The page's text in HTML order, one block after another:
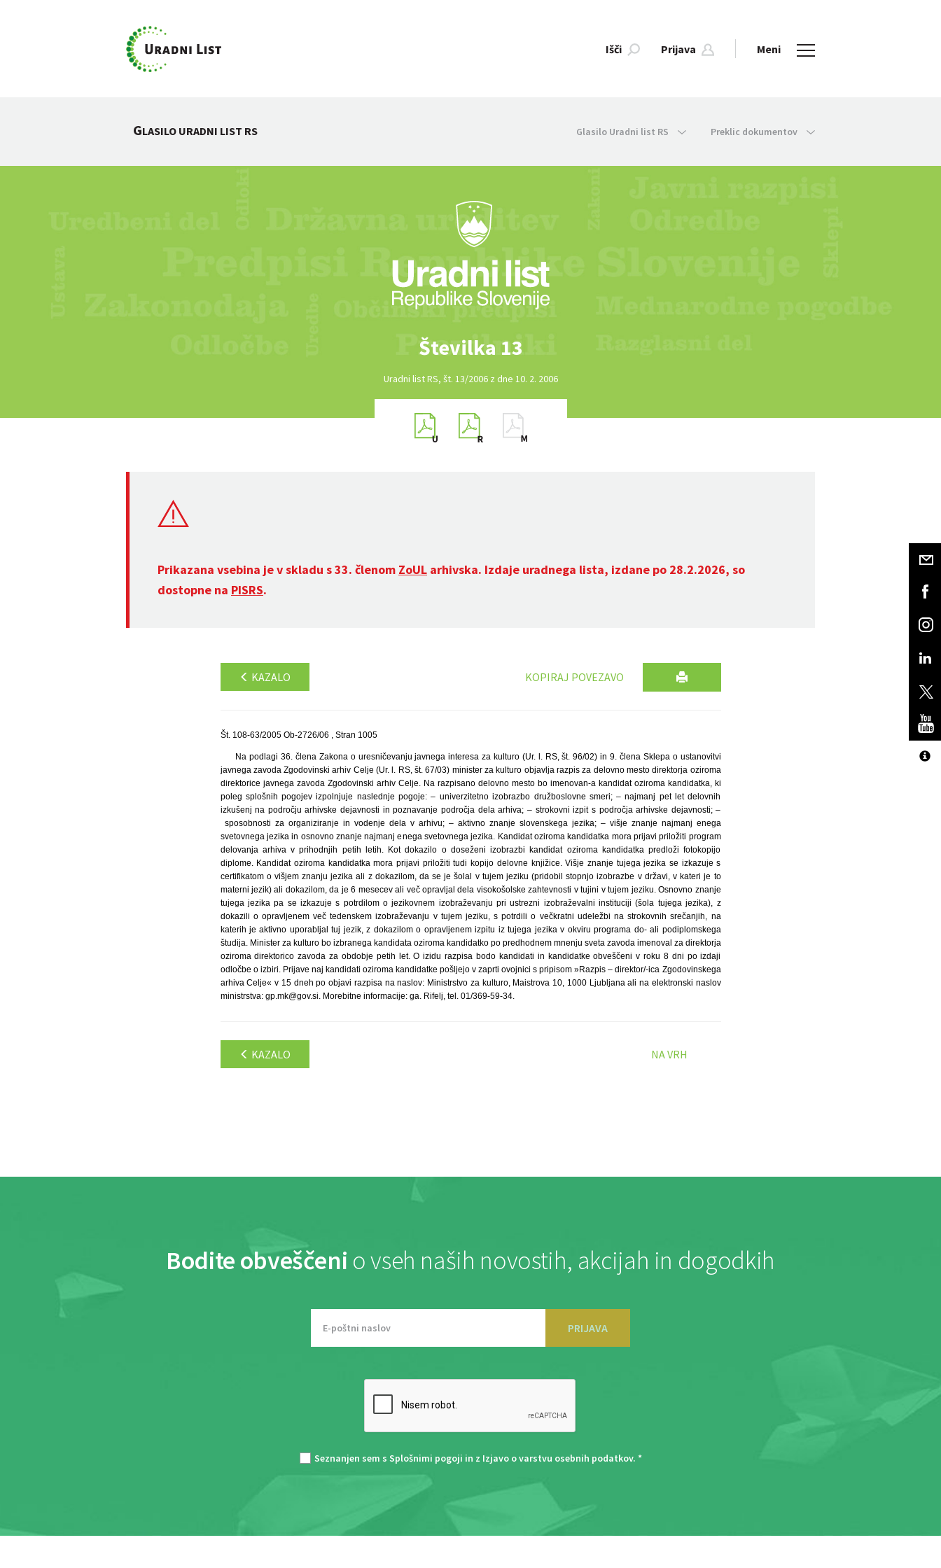
Išči Prijava Meni
GLASILO URADNI LIST RS Glasilo Uradni list RS Preklic dokumentov
Številka 13
Uradni list RS, št. 13/2006 z dne 10. 2. 2006
Prikazana vsebina je v skladu s 33. členom ZoUL arhivska. Izdaje uradnega lista, izdane po 28.2.2026, so
dostopne na PISRS.
KAZALO KOPIRAJ POVEZAVO
Št. 108-63/2005 Ob-2726/06 , Stran 1005
Na podlagi 36. člena Zakona o uresničevanju javnega interesa za kulturo (Ur. l. RS, št. 96/02) in 9. člena Sklepa o ustanovitvi
javnega zavoda Zgodovinski arhiv Celje (Ur. l. RS, št. 67/03) minister za kulturo objavlja razpis za delovno mesto direktorja oziroma
direktorice javnega zavoda Zgodovinski arhiv Celje. Na razpisano delovno mesto bo imenovan-a kandidat oziroma kandidatka, ki
poleg splošnih pogojev izpolnjuje naslednje pogoje: – univerzitetno izobrazbo družboslovne smeri; – najmanj pet let delovnih
izkušenj na področju arhivske dejavnosti in poznavanje področja dela arhiva; – strokovni izpit s področja arhivske dejavnosti; –
sposobnosti za organiziranje in vodenje dela v arhivu; – aktivno znanje slovenskega jezika; – višje znanje najmanj enega
svetovnega jezika in osnovno znanje najmanj enega svetovnega jezika. Kandidat oziroma kandidatka mora prijavi priložiti program
delovanja arhiva v prihodnjih petih letih. Kot dokazilo o doseženi izobrazbi kandidat oziroma kandidatka predloži fotokopijo
diplome. Kandidat oziroma kandidatka mora prijavi priložiti tudi kopijo delovne knjižice. Višje znanje tujega jezika se izkazuje s
certifikatom o višjem znanju jezika ali z dokazilom, da se je šolal v tujem jeziku (pridobil stopnjo izobrazbe v državi, v kateri je to
materni jezik) ali dokazilom, da je 6 mesecev ali več opravljal dela visokošolske zahtevnosti v tujini v tujem jeziku. Osnovno znanje
tujega jezika pa se izkazuje s potrdilom o jezikovnem izobraževanju pri ustrezni izobraževalni instituciji (šola tujega jezika), z
dokazili o opravljenem več tedenskem izobraževanju v tujem jeziku, s potrdili o večkratni udeležbi na strokovnih srečanjih, na
katerih je aktivno uporabljal tuj jezik, z dokazilom o opravljenem izpitu iz tujega jezika v okviru programa do- ali podiplomskega
študija. Minister za kulturo bo izbranega kandidata oziroma kandidatko po predhodnem mnenju sveta zavoda imenoval za direktorja
oziroma direktorico zavoda za obdobje petih let. O izidu razpisa bodo kandidati in kandidatke obveščeni v roku 8 dni po izdaji
odločbe o izbiri. Prijave naj kandidati oziroma kandidatke pošljejo v zaprti ovojnici s pripisom »Razpis – direktor/-ica Zgodovinskega
arhiva Celje« v 15 dneh po objavi razpisa na naslov: Ministrstvo za kulturo, Maistrova 10, 1000 Ljubljana ali na elektronski naslov
ministrstva: gp.mk@gov.si. Morebitne informacije: ga. Rifelj, tel. 01/369-59-34.
KAZALO NA VRH
Bodite obveščeni o vseh naših novostih, akcijah in dogodkih
PRIJAVA
Seznanjen sem s Splošnimi pogoji in z Izjavo o varstvu osebnih podatkov. *